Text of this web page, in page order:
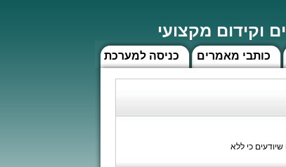
מקצועי
כניסה למערכת כותבי מאמרים
כי ללא